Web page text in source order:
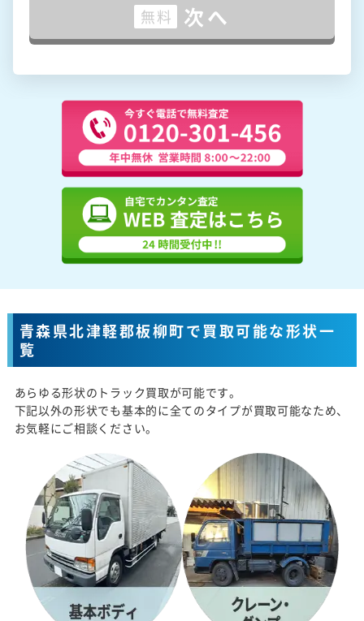
無料 次へ
青森県北津軽郡板柳町で買取可能な形状一
覧
あらゆる形状のトラック買取が可能です。
下記以外の形状でも基本的に全てのタイプが買取可能なため、
お気軽にご相談ください。